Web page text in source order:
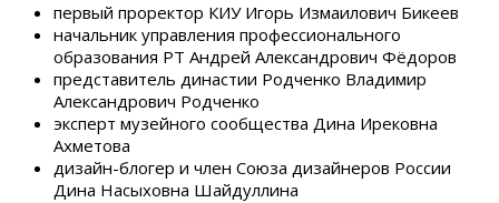
первый проректор КИУ Игорь Измаилович Бикеев
начальник управления профессионального
образования РТ Андрей Александрович Фёдоров
представитель династии Родченко Владимир
Александрович Родченко
эксперт музейного сообщества Дина Ирековна
Ахметова
дизайн-блогер и член Союза дизайнеров России
Дина Насыховна Шайдуллина